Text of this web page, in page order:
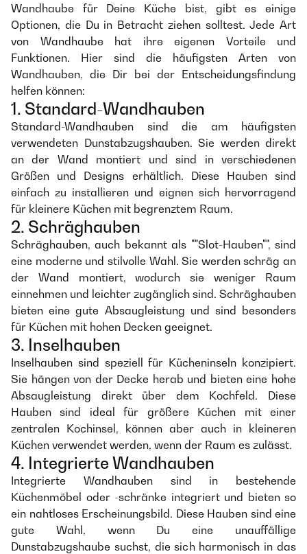
Wandhaube für Deine Küche bist, gibt es einige
Optionen, die Du in Betracht ziehen solltest. Jede Art
von Wandhaube hat ihre eigenen Vorteile und
Funktionen. Hier sind die häufigsten Arten von
Wandhauben, die Dir bei der Entscheidungsfindung
helfen können:
1. Standard-Wandhauben
Standard-Wandhauben sind die am häufigsten
verwendeten Dunstabzugshauben. Sie werden direkt
an der Wand montiert und sind in verschiedenen
Größen und Designs erhältlich. Diese Hauben sind
einfach zu installieren und eignen sich hervorragend
für kleinere Küchen mit begrenztem Raum.
2. Schräghauben
Schräghauben, auch bekannt als ""Slot-Hauben"", sind
eine moderne und stilvolle Wahl. Sie werden schräg an
der Wand montiert, wodurch sie weniger Raum
einnehmen und leichter zugänglich sind. Schräghauben
bieten eine gute Absaugleistung und sind besonders
für Küchen mit hohen Decken geeignet.
3. Inselhauben
Inselhauben sind speziell für Kücheninseln konzipiert.
Sie hängen von der Decke herab und bieten eine hohe
Absaugleistung direkt über dem Kochfeld. Diese
Hauben sind ideal für größere Küchen mit einer
zentralen Kochinsel, können aber auch in kleineren
Küchen verwendet werden, wenn der Raum es zulässt.
4. Integrierte Wandhauben
Integrierte Wandhauben sind in bestehende
Küchenmöbel oder -schränke integriert und bieten so
ein nahtloses Erscheinungsbild. Diese Hauben sind eine
gute Wahl, wenn Du eine unauffällige
Dunstabzugshaube suchst, die sich harmonisch in das